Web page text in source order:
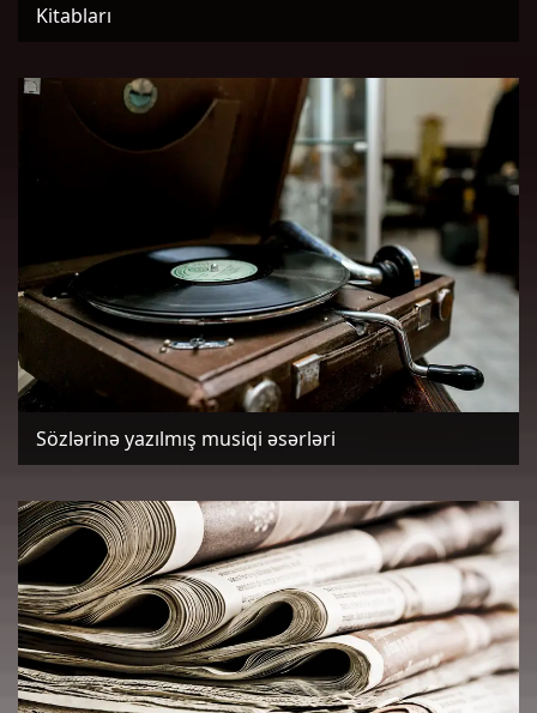
Kitabları
Sözlərinə yazılmış musiqi əsərləri